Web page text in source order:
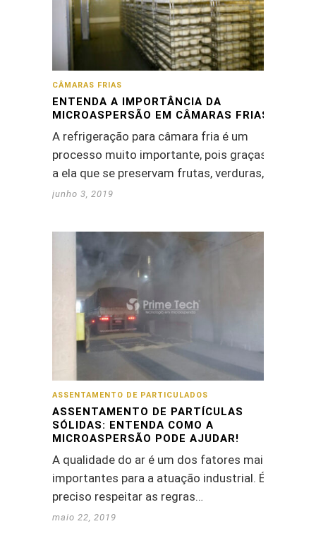
CÂMARAS FRIAS
ENTENDA A IMPORTÂNCIA DA
MICROASPERSÃO EM CÂMARAS FRIAS
A refrigeração para câmara fria é um
processo muito importante, pois graças
a ela que se preservam frutas, verduras,…
junho 3, 2019
ASSENTAMENTO DE PARTICULADOS
ASSENTAMENTO DE PARTÍCULAS
SÓLIDAS: ENTENDA COMO A
MICROASPERSÃO PODE AJUDAR!
A qualidade do ar é um dos fatores mais
importantes para a atuação industrial. É
preciso respeitar as regras…
maio 22, 2019